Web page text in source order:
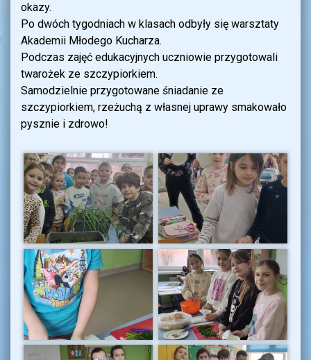
okazy.
Po dwóch tygodniach w klasach odbyły się warsztaty
Akademii Młodego Kucharza.
Podczas zajęć edukacyjnych uczniowie przygotowali
twarożek ze szczypiorkiem.
Samodzielnie przygotowane śniadanie ze
szczypiorkiem, rzeżuchą z własnej uprawy smakowało
pysznie i zdrowo!